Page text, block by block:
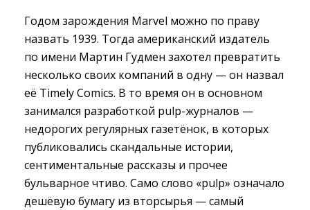
Годом зарождения Marvel можно по праву
назвать 1939. Тогда американский издатель
по имени Мартин Гудмен захотел превратить
несколько своих компаний в одну — он назвал
её Timely Comics. В то время он в основном
занимался разработкой pulp-журналов —
недорогих регулярных газетёнок, в которых
публиковались скандальные истории,
сентиментальные рассказы и прочее
бульварное чтиво. Само слово «pulp» означало
дешёвую бумагу из вторсырья — самый